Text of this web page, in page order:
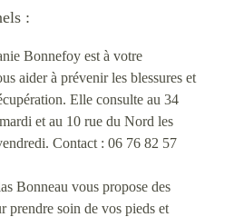
:
Bonnefoy est à votre
aider à prévenir les blessures et
Elle consulte au 34
et au 10 rue du Nord les
Contact : 06 76 82 57
Bonneau vous propose des
prendre soin de vos pieds et